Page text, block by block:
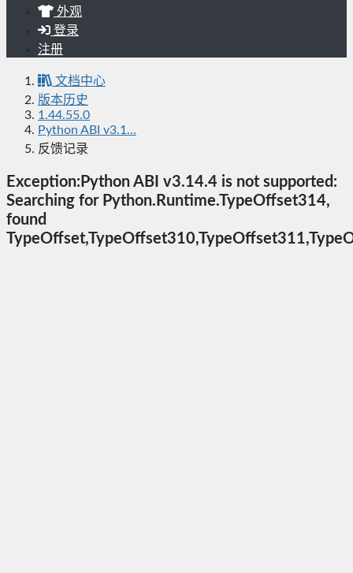
外观
登录
注册
文档中心
版本历史
1.44.55.0
Python ABI v3.1...
反馈记录
Exception:Python ABI v3.14.4 is not supported:
Searching for Python.Runtime.TypeOffset314,
found